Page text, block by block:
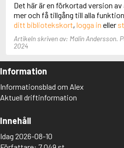
Adams, Herbert
Adams, Jane
Adams, Richard
Adbåge, Emma
Adbåge, Lisen
Adiga, Aravind
Adler-Olsen, Jussi
Adlerbeth, Gudmund Jöran
Adolfsson, Evert
Adolfsson, Gunnar
Adolfsson, Josefine
Det här är en förkortad version
mer och få tillgång till alla
ditt bibliotekskort, logga in eller
Artikeln skriven av: Malin Andersson.
2024
Information
Informationsblad om Alex
Aktuell driftinformation
Innehåll
Idag 2026-08-10